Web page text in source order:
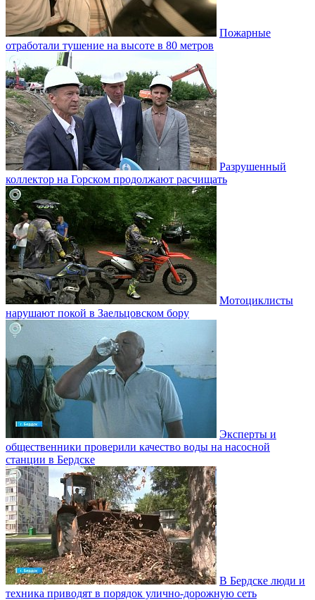
Пожарные
отработали тушение на высоте в 80 метров
Разрушенный
коллектор на Горском продолжают расчищать
Мотоциклисты
нарушают покой в Заельцовском бору
Эксперты и
общественники проверили качество воды на насосной
станции в Бердске
В Бердске люди и
техника приводят в порядок улично‑дорожную сеть